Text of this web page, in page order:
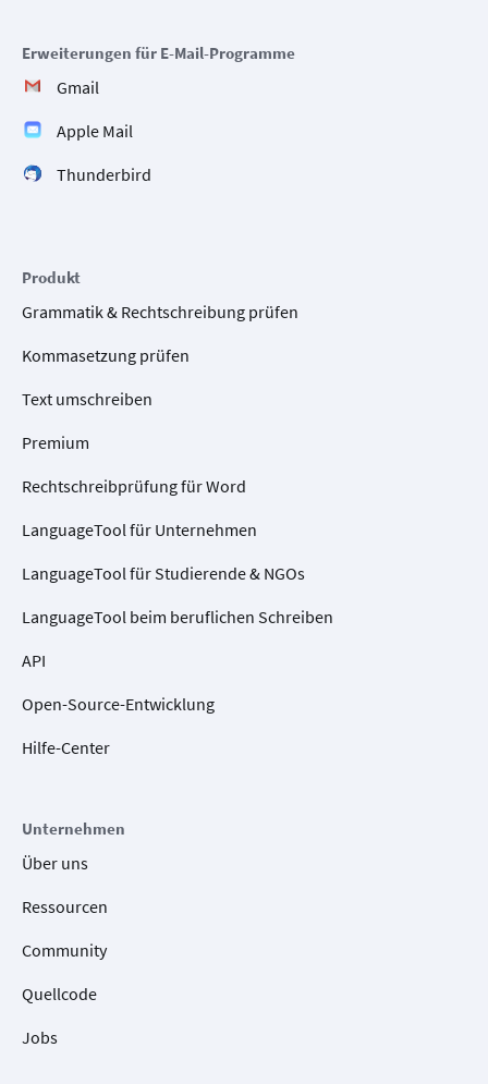
Erweiterungen für E-Mail-Programme
Gmail
Apple Mail
Thunderbird
Produkt
Grammatik & Rechtschreibung prüfen
Kommasetzung prüfen
Text umschreiben
Premium
Rechtschreibprüfung für Word
LanguageTool für Unternehmen
LanguageTool für Studierende & NGOs
LanguageTool beim beruflichen Schreiben
API
Open-Source-Entwicklung
Hilfe-Center
Unternehmen
Über uns
Ressourcen
Community
Quellcode
Jobs